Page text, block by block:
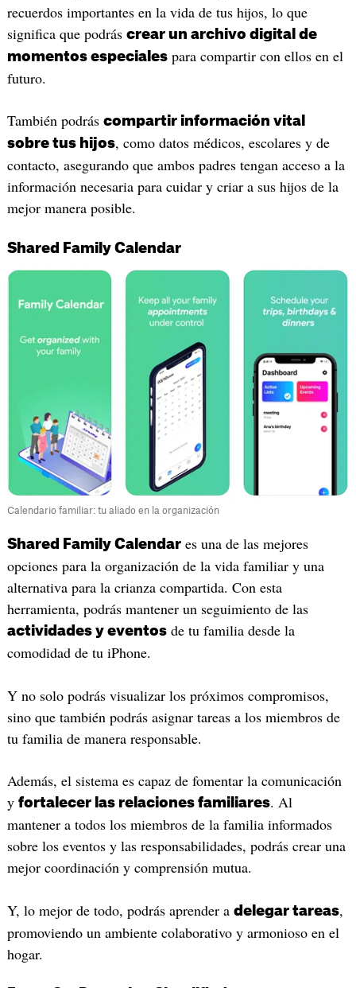
recuerdos importantes en la vida de tus hijos, lo que
significa que podrás crear un archivo digital de
momentos especialespara compartir con ellos en el
futuro.
También podrás compartir información vital
sobre tus hijos, como datos médicos, escolares y de
contacto, asegurando que ambos padres tengan acceso a la
información necesaria para cuidar y criar a sus hijos de la
mejor manera posible.
Shared Family Calendar
Calendario familiar: tu aliado en la organización
Shared Family Calendares una de las mejores
opciones para la organización de la vida familiar y una
alternativa para la crianza compartida. Con esta
herramienta, podrás mantener un seguimiento de las
actividades y eventosde tu familia desde la
comodidad de tu iPhone.
Y no solo podrás visualizar los próximos compromisos,
sino que también podrás asignar tareas a los miembros de
tu familia de manera responsable.
Además, el sistema es capaz de fomentar la comunicación
y fortalecer las relaciones familiares. Al
mantener a todos los miembros de la familia informados
sobre los eventos y las responsabilidades, podrás crear una
mejor coordinación y comprensión mutua.
Y, lo mejor de todo, podrás aprender a delegar tareas,
promoviendo un ambiente colaborativo y armonioso en el
hogar.